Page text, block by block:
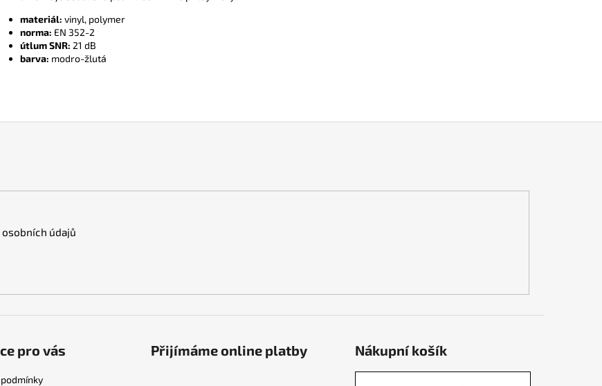
materiál: vinyl, polymer
norma: EN 352-2
útlum SNR: 21 dB
barva: modro-žlutá
údajů
pro vás Přijímáme online platby Nákupní košík